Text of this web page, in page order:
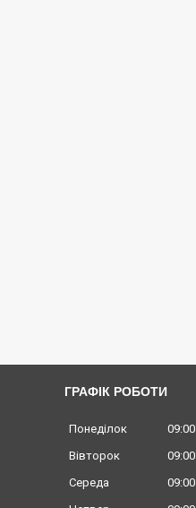
ГРАФІК РОБОТИ
Понеділок 09:00
Вівторок
09:00
Середа
09:00